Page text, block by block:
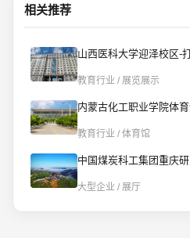
相关推荐
山西医科大学迎泽校区-
教育行业 / 展览展示
教育行业 / 体育馆
大型企业 / 展厅